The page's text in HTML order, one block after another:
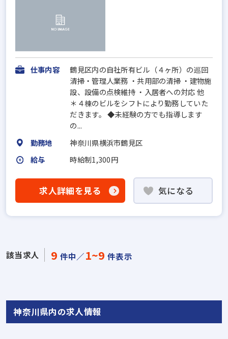
仕事内容
鶴見区内の自社所有ビル（４ヶ所）の巡回
清掃・管理人業務 ・共用部の清掃 ・建物施
設、設備の点検維持 ・入居者への対応 他
＊４棟のビルをシフトにより勤務していた
だきます。 ◆未経験の方でも指導します
の...
勤務地
神奈川県横浜市鶴見区
給与
時給制1,300円
求人詳細を見る 気になる
該当求人 9 件中／1~9 件表示
神奈川県内の求人情報